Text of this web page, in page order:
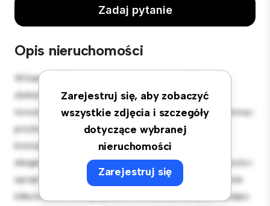
Zadaj pytanie
Opis nieruchomości
Zarejestruj się, aby zobaczyć
wszystkie zdjęcia i szczegóły
dotyczące wybranej
nieruchomości
Zarejestruj się
Witamy w Twojej nowej miejskiej oazie w Stodolna,
dolnośląskie, Wrocław, Fabryczna, Maślice! Ten
nowoczesny apartament z 2 sypialniami oferuje stylową i
przytulną przestrzeń do zamieszkania. Otwarta
koncepcja układu idealnie nadaje się do rozrywki, a
elegancka kuchnia jest wyposażona w najwyższej jakości
sprzęt. Dzięki doskonałej lokalizacji będziesz zaledwie
kilka kroków od najlepszych restauracji, sklepów i miejsc